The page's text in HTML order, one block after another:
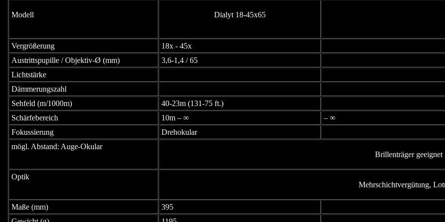
Modell Dialyt 18-45x65
Vergrößerung
18x - 45x
Austrittspupille / Objektiv-Ø (mm)
3,6-1,4 / 65
Lichtstärke
Dämmerungszahl
Sehfeld (m/1000m)
40-23m (131-75 ft.)
Schärfebereich
10m – ∞ – ∞
Fokussierung
Drehokular
mögl. Abstand: Auge-Okular
Brillenträger geeignet
Optik
Mehrschichtvergütung,
Maße (mm)
395